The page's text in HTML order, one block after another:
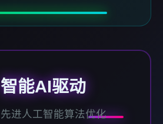
智能AI驱动
先进人工智能算法优化